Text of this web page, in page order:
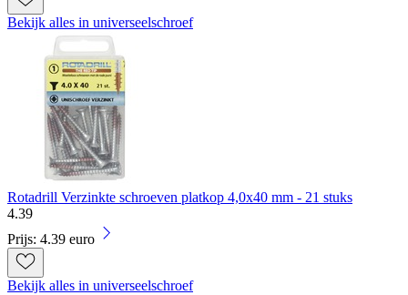
Bekijk alles in universeelschroef
Rotadrill Verzinkte schroeven platkop 4,0x40 mm - 21 stuks
4.39
Prijs: 4.39 euro
Bekijk alles in universeelschroef